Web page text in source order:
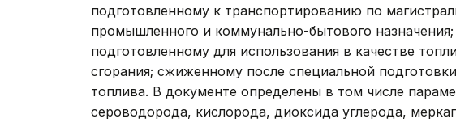
подготовленному к транспортированию по
промышленного и коммунально-бытового
подготовленному для использования в качестве
сгорания; сжиженному после специальной
топлива. В документе определены в том числе
сероводорода, кислорода, диоксида углерода,